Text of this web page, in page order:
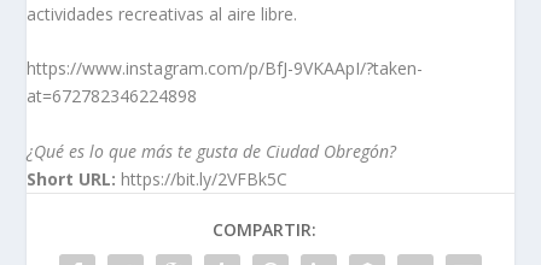
actividades recreativas al aire libre.
https://www.instagram.com/p/BfJ-9VKAApI/?taken-
at=672782346224898
¿Qué es lo que más te gusta de Ciudad Obregón?
Short URL: https://bit.ly/2VFBk5C
COMPARTIR: